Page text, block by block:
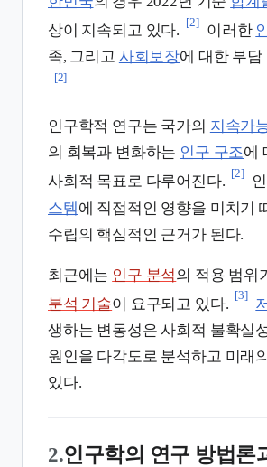
상이 지속되고 있다.
[2]
이러한
족, 그리고 사회보장에 대한 부
[2]
인구학적 연구는 국가의 지속가
의 회복과 변화하는 인구 구조에
사회적 목표로 다루어진다.
[2]
스템에 직접적인 영향을 미치기
수립의 핵심적인 근거가 된다.
최근에는 인구 분석의 적용 범위
분석 기술이 요구되고 있다.
[3]
생하는 변동성은 사회적 불확실
원인을 다각도로 분석하고 미래
있다.
2.인구학의 연구 방법론